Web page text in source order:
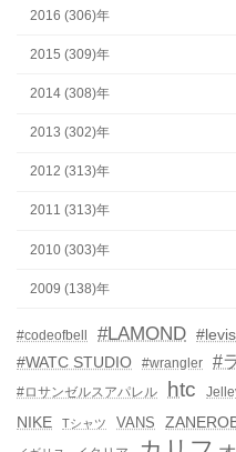
2016 (306)年
2015 (309)年
2014 (308)年
2013 (302)年
2012 (313)年
2011 (313)年
2010 (303)年
2009 (138)年
#codeofbell #LAMOND #levis
#WATC STUDIO #wrangler #
#ロサンゼルスアパレル
htc
NIKE
Tシャツ VANS